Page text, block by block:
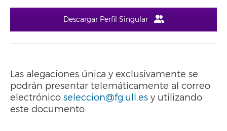
Descargar Perfil Singular
Las alegaciones única y exclusivamente se
podrán presentar telemáticamente al correo
electrónico seleccion@fg.ull.es y utilizando
este documento.